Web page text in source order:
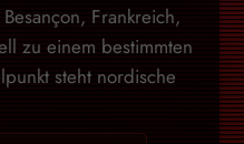
Frankreich,
zu einem bestimmten
steht nordische